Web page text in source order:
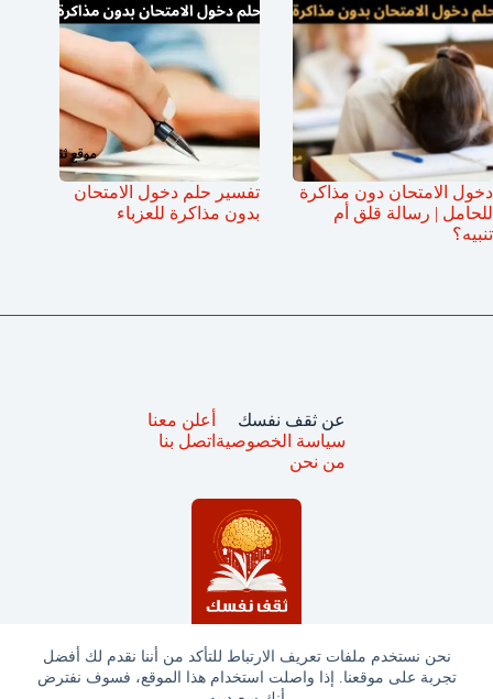
نحن نستخدم ملفات تعريف الارتباط للتأكد من أننا نقدم لك أفضل
تجربة على موقعنا. إذا واصلت استخدام هذا الموقع، فسوف نفترض
دخول الامتحان دون مذاكرة
للحامل | رسالة قلق أم
تنبيه؟
تفسير حلم دخول الامتحان
بدون مذاكرة للعزباء
جميع الحقوق محفوظة © ثقف نفسك 2025
عن ثقف نفسك
سياسة الخصوصية
من نحن
أعلن معنا
اتصل بنا